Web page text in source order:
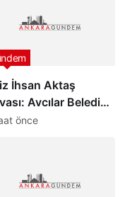
İhsan Aktaş
Avcılar Belediye
Utku Caner
önce